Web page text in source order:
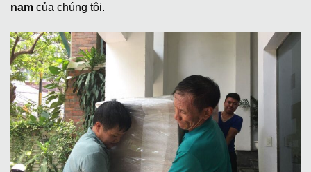
nam của chúng tôi.